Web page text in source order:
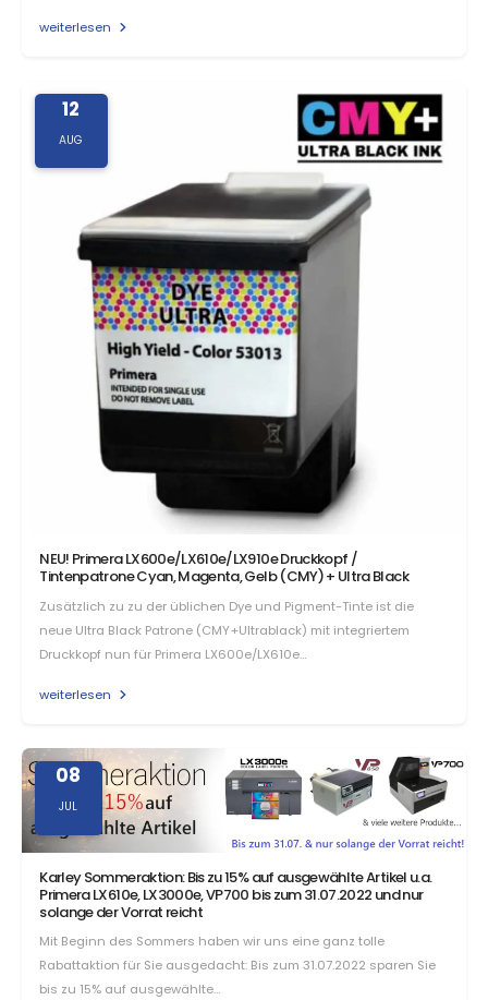
weiterlesen
12
AUG
NEU! Primera LX600e/LX610e/LX910e Druckkopf /
Tintenpatrone Cyan, Magenta, Gelb (CMY) + Ultra Black
Zusätzlich zu zu der üblichen Dye und Pigment-Tinte ist die
neue Ultra Black Patrone (CMY+Ultrablack) mit integriertem
Druckkopf nun für Primera LX600e/LX610e…
weiterlesen
08
JUL
Karley Sommeraktion: Bis zu 15% auf ausgewählte Artikel u.a.
Primera LX610e, LX3000e, VP700 bis zum 31.07.2022 und nur
solange der Vorrat reicht
Mit Beginn des Sommers haben wir uns eine ganz tolle
Rabattaktion für Sie ausgedacht: Bis zum 31.07.2022 sparen Sie
bis zu 15% auf ausgewählte…